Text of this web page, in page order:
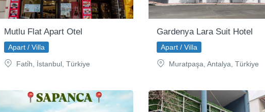
Mutlu Flat Apart Otel
Apart / Villa
Fati̇h, İstanbul, Türkiye
Gardenya Lara Suit Hotel
Apart / Villa
Muratpaşa, Antalya, Türkiye